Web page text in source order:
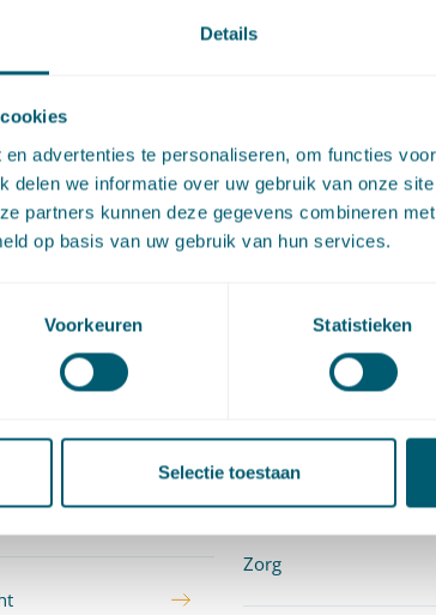
Details
advertenties te personaliseren, om functies
delen we informatie over uw gebruik van onze
partners kunnen deze gegevens combineren
op basis van uw gebruik van hun services.
Voorkeuren Statistieken
Selectie toestaan
Zaken van het ministerie van VWS.
Sector
Provincies en
Toezichthouders
Zorg